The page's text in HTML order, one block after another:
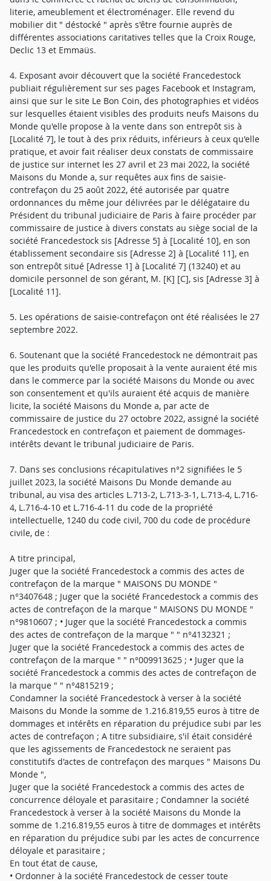
literie, ameublement et électroménager. Elle revend du
mobilier dit " déstocké " après s'être fournie auprès de
différentes associations caritatives telles que la Croix Rouge,
Declic 13 et Emmaüs.
4. Exposant avoir découvert que la société Francedestock
publiait régulièrement sur ses pages Facebook et Instagram,
ainsi que sur le site Le Bon Coin, des photographies et vidéos
sur lesquelles étaient visibles des produits neufs Maisons du
Monde qu'elle propose à la vente dans son entrepôt sis à
[Localité 7], le tout à des prix réduits, inférieurs à ceux qu'elle
pratique, et avoir fait réaliser deux constats de commissaire
de justice sur internet les 27 avril et 23 mai 2022, la société
Maisons du Monde a, sur requêtes aux fins de saisie-
contrefaçon du 25 août 2022, été autorisée par quatre
ordonnances du même jour délivrées par le délégataire du
Président du tribunal judiciaire de Paris à faire procéder par
commissaire de justice à divers constats au siège social de la
société Francedestock sis [Adresse 5] à [Localité 10], en son
établissement secondaire sis [Adresse 2] à [Localité 11], en
son entrepôt situé [Adresse 1] à [Localité 7] (13240) et au
domicile personnel de son gérant, M. [K] [C], sis [Adresse 3] à
[Localité 11].
5. Les opérations de saisie-contrefaçon ont été réalisées le 27
septembre 2022.
6. Soutenant que la société Francedestock ne démontrait pas
que les produits qu'elle proposait à la vente auraient été mis
dans le commerce par la société Maisons du Monde ou avec
son consentement et qu'ils auraient été acquis de manière
licite, la société Maisons du Monde a, par acte de
commissaire de justice du 27 octobre 2022, assigné la société
Francedestock en contrefaçon et paiement de dommages-
intérêts devant le tribunal judiciaire de Paris.
7. Dans ses conclusions récapitulatives n°2 signifiées le 5
juillet 2023, la société Maisons Du Monde demande au
tribunal, au visa des articles L.713-2, L.713-3-1, L.713-4, L.716-
4, L.716-4-10 et L.716-4-11 du code de la propriété
intellectuelle, 1240 du code civil, 700 du code de procédure
civile, de :
A titre principal,
Juger que la société Francedestock a commis des actes de
contrefaçon de la marque " MAISONS DU MONDE "
n°3407648 ; Juger que la société Francedestock a commis des
actes de contrefaçon de la marque " MAISONS DU MONDE "
n°9810607 ; • Juger que la société Francedestock a commis
des actes de contrefaçon de la marque " " n°4132321 ;
Juger que la société Francedestock a commis des actes de
contrefaçon de la marque " " n°009913625 ; • Juger que la
société Francedestock a commis des actes de contrefaçon de
la marque " " n°4815219 ;
Condamner la société Francedestock à verser à la société
Maisons du Monde la somme de 1.216.819,55 euros à titre de
dommages et intérêts en réparation du préjudice subi par les
actes de contrefaçon ; A titre subsidiaire, s'il était considéré
que les agissements de Francedestock ne seraient pas
constitutifs d'actes de contrefaçon des marques " Maisons Du
Monde ",
Juger que la société Francedestock a commis des actes de
concurrence déloyale et parasitaire ; Condamner la société
Francedestock à verser à la société Maisons du Monde la
somme de 1.216.819,55 euros à titre de dommages et intérêts
en réparation du préjudice subi par les actes de concurrence
déloyale et parasitaire ;
En tout état de cause,
• Ordonner à la société Francedestock de cesser toute